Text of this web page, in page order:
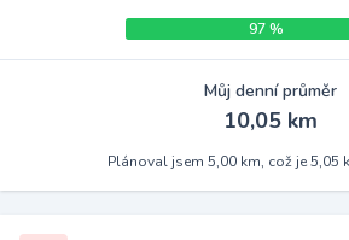
97 %
Můj denní průměr
10,05 km
Plánoval jsem 5,00 km, což je 5,05